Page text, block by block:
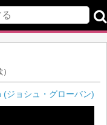
(ジョシュ・グローバン)